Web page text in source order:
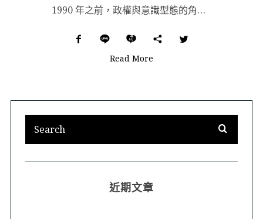
1990 年之前，政權與意識型態的角力拉扯，在德國地圖上畫出了一條分歧鴻溝；德意志民主共和國（東德，...
Read More
近期文章